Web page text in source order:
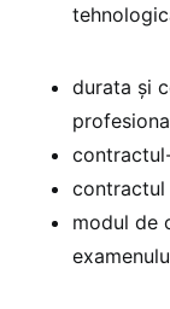
durata și
contractul
modul de